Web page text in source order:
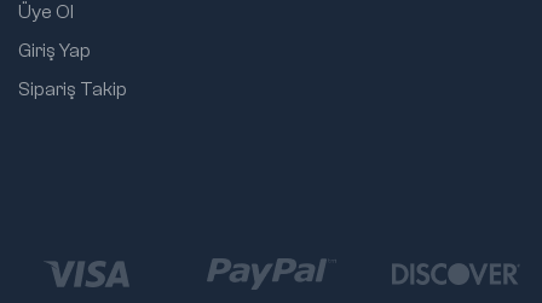
Üye Ol
Giriş Yap
Sipariş Takip